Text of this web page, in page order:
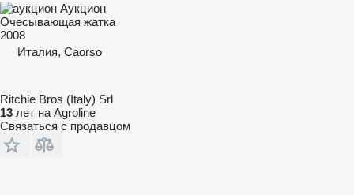
Аукцион
Очесывающая жатка
2008
Италия, Caorso
Ritchie Bros (Italy) Srl
13 лет на Agroline
Связаться с продавцом